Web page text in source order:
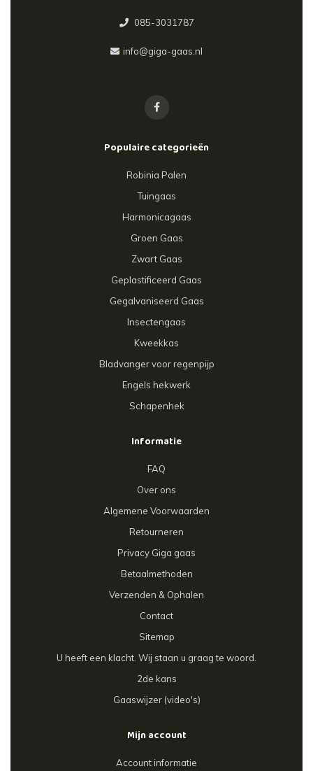
085-3031787
info@giga-gaas.nl
Populaire categorieën
Robinia Palen
Tuingaas
Harmonicagaas
Groen Gaas
Zwart Gaas
Geplastificeerd Gaas
Gegalvaniseerd Gaas
Insectengaas
Kweekkas
Bladvanger voor regenpijp
Engels hekwerk
Schapenhek
Informatie
FAQ
Over ons
Algemene Voorwaarden
Retourneren
Privacy Giga gaas
Betaalmethoden
Verzenden & Ophalen
Contact
Sitemap
U heeft een klacht. Wij staan u graag te woord.
2de kans
Gaaswijzer (video's)
Mijn account
Account informatie